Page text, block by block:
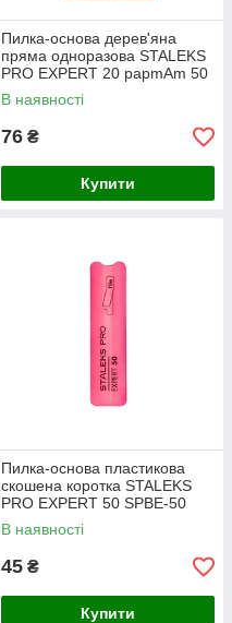
Пилка-основа дерев'яна
пряма одноразова STALEKS
PRO EXPERT 20 papmAm 50
шт WBE-20
В наявності
76 ₴
Купити
Пилка-основа пластикова
скошена коротка STALEKS
PRO EXPERT 50 SPBE-50
В наявності
45 ₴
Купити